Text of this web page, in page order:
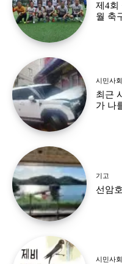
제4회
월 축
시민사회
최근
가 나
기고
선암
시민사회